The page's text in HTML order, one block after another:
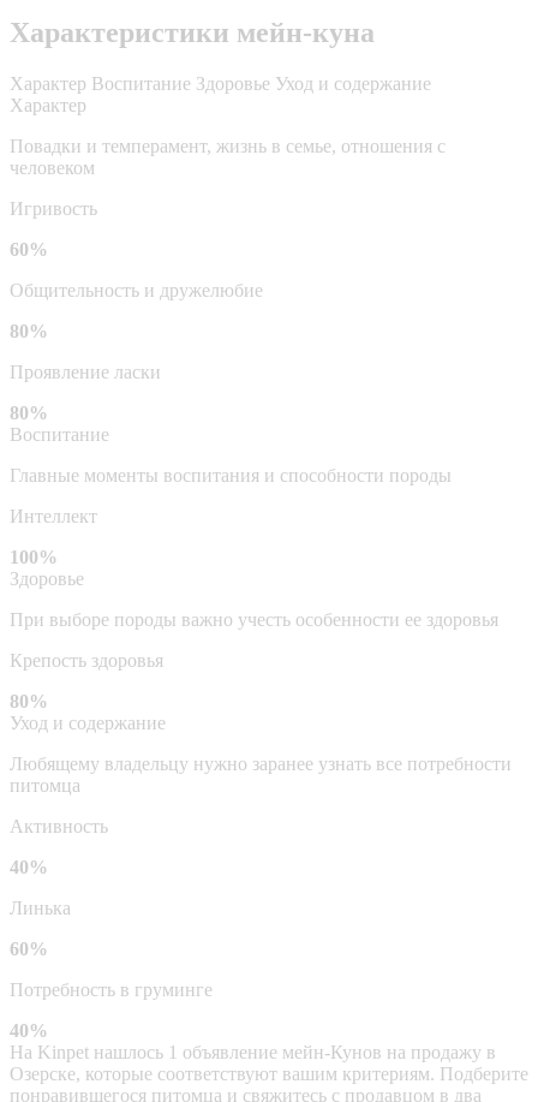
Характеристики мейн-куна
Характер Воспитание Здоровье Уход и содержание
Характер
Повадки и темперамент, жизнь в семье, отношения с
человеком
Игривость
60%
Общительность и дружелюбие
80%
Проявление ласки
80%
Воспитание
Главные моменты воспитания и способности породы
Интеллект
100%
Здоровье
При выборе породы важно учесть особенности ее здоровья
Крепость здоровья
80%
Уход и содержание
Любящему владельцу нужно заранее узнать все потребности
питомца
Активность
40%
Линька
60%
Потребность в груминге
40%
На Kinpet нашлось 1 объявление мейн-Кунов на продажу в
Озерске, которые соответствуют вашим критериям. Подберите
понравившегося питомца и свяжитесь с продавцом в два